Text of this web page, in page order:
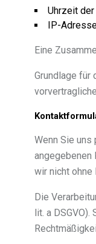
Uhrzeit
IP-
Eine
Grundlage für
Wenn Sie
angegebenen
wir nicht ohne
Die
lit. a